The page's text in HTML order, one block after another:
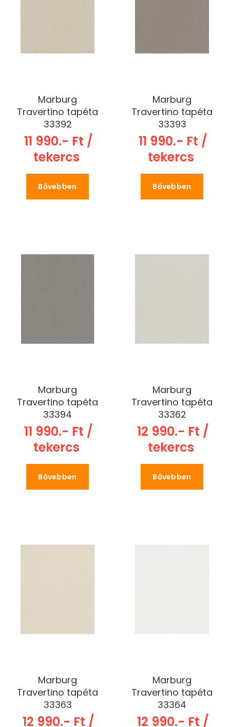
Marburg
Travertino tapéta
33392
11 990.- Ft /
tekercs
Bővebben
Marburg
Travertino tapéta
33393
11 990.- Ft /
tekercs
Bővebben
Marburg
Travertino tapéta
33394
11 990.- Ft /
tekercs
Bővebben
Marburg
Travertino tapéta
33362
12 990.- Ft /
tekercs
Bővebben
Marburg
Travertino tapéta
33363
12 990.- Ft /
Marburg
Travertino tapéta
33364
12 990.- Ft /